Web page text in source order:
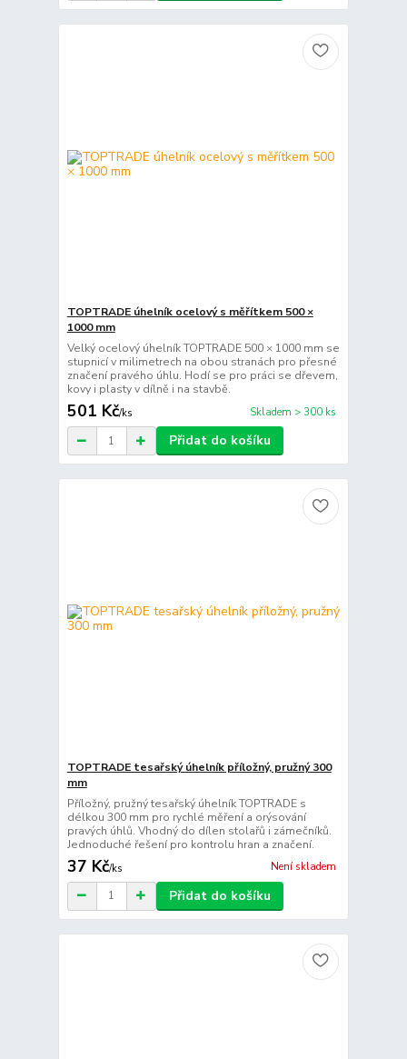
TOPTRADE úhelník ocelový s měřítkem 500 ×
1000 mm
Velký ocelový úhelník TOPTRADE 500 × 1000 mm se
stupnicí v milimetrech na obou stranách pro přesné
značení pravého úhlu. Hodí se pro práci se dřevem,
kovy i plasty v dílně i na stavbě.
501 Kč/ks Skladem > 300 ks
Přidat do košíku
TOPTRADE tesařský úhelník příložný, pružný 300
mm
Příložný, pružný tesařský úhelník TOPTRADE s
délkou 300 mm pro rychlé měření a orýsování
pravých úhlů. Vhodný do dílen stolařů i zámečníků.
Jednoduché řešení pro kontrolu hran a značení.
37 Kč/ks Není skladem
Přidat do košíku